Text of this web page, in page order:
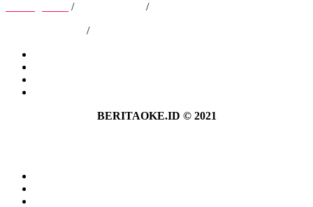
/
/
/
BERITAOKE.ID © 2021